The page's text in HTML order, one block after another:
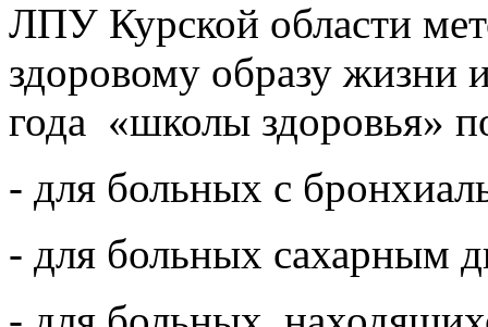
ЛПУ Курской области
здоровому образу жизни
года «школы здоровья»
- для больных с
- для больных сахарным